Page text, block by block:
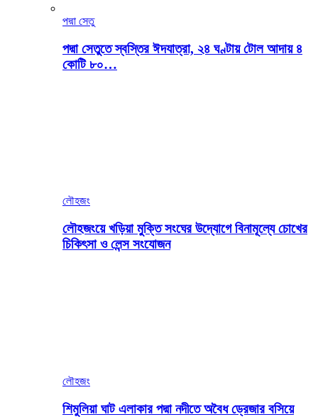
পদ্মা সেতু
পদ্মা সেতুতে স্বস্তির ঈদযাত্রা, ২৪ ঘণ্টায় টোল আদায় ৪
কোটি ৮০…
লৌহজং
লৌহজংয়ে খড়িয়া মুক্তি সংঘের উদ্যোগে বিনামূল্যে চোখের
চিকিৎসা ও লেন্স সংযোজন
লৌহজং
শিমুলিয়া ঘাট এলাকার পদ্মা নদীতে অবৈধ ড্রেজার বসিয়ে